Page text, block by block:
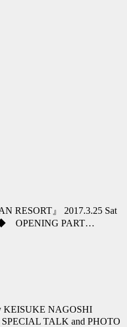
RESORT』 2017.3.25 Sat
◆ OPENING PART…
KEISUKE NAGOSHI
TALK and PHOTO